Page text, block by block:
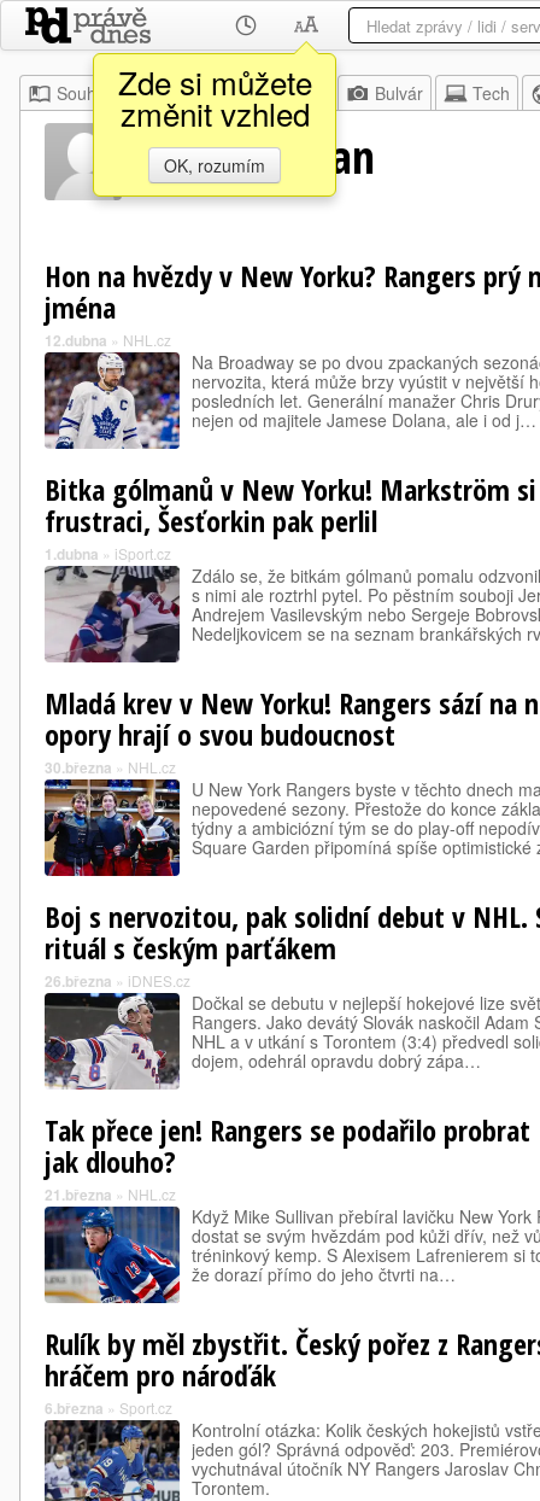
Zde si můžete
změnit vzhled
OK, rozumím
Souhrn Moje Z domova Bulvár Tech
Mike Sullivan
Hon na hvězdy v New Yorku? Rangers
jména
12.dubna » NHL.cz
Na Broadway se po dvou zpackaných
nervozita, která může brzy vyústit v největší
posledních let. Generální manažer Chris
nejen od majitele Jamese Dolana, ale i od j…
Bitka gólmanů v New Yorku! Markström
frustraci, Šesťorkin pak perlil
1.dubna » iSport.cz
Zdálo se, že bitkám gólmanů pomalu
s nimi ale roztrhl pytel. Po pěstním souboji
Andrejem Vasilevským nebo Sergeje
Nedeljkovicem se na seznam brankářských
Mladá krev v New Yorku! Rangers sází na
opory hrají o svou budoucnost
30.března » NHL.cz
U New York Rangers byste v těchto dnech
nepovedené sezony. Přestože do konce
týdny a ambiciózní tým se do play-off
Square Garden připomíná spíše optimistické
Boj s nervozitou, pak solidní debut v NHL.
rituál s českým parťákem
26.března » iDNES.cz
Dočkal se debutu v nejlepší hokejové lize
Rangers. Jako devátý Slovák naskočil Adam
NHL a v utkání s Torontem (3:4) předvedl
dojem, odehrál opravdu dobrý zápa…
Tak přece jen! Rangers se podařilo
jak dlouho?
21.března » NHL.cz
Když Mike Sullivan přebíral lavičku New
dostat se svým hvězdám pod kůži dřív, než
tréninkový kemp. S Alexisem Lafrenierem si
že dorazí přímo do jeho čtvrti na…
Rulík by měl zbystřit. Český pořez z
hráčem pro nároďák
6.března » Sport.cz
Kontrolní otázka: Kolik českých hokejistů
jeden gól? Správná odpověď: 203.
vychutnával útočník NY Rangers Jaroslav
Torontem.